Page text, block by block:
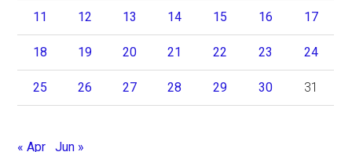
11 12 13 14 15 16 17
18 19 20 21 22 23 24
25 26 27 28 29 30 31
« Apr Jun »